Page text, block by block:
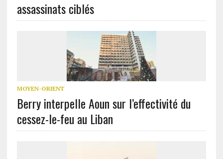
assassinats ciblés
MOYEN-ORIENT
Berry interpelle Aoun sur l’effectivité du
cessez-le-feu au Liban